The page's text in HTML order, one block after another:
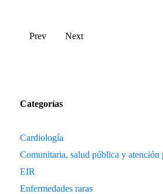
Prev Next
Categorías
Cardiología
Comunitaria, salud pública y atención
EIR
Enfermedades raras